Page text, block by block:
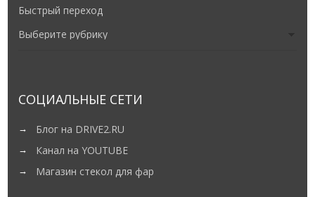
Быстрый переход
СОЦИАЛЬНЫЕ СЕТИ
Блог на DRIVE2.RU
Канал на YOUTUBE
Магазин стекол для фар